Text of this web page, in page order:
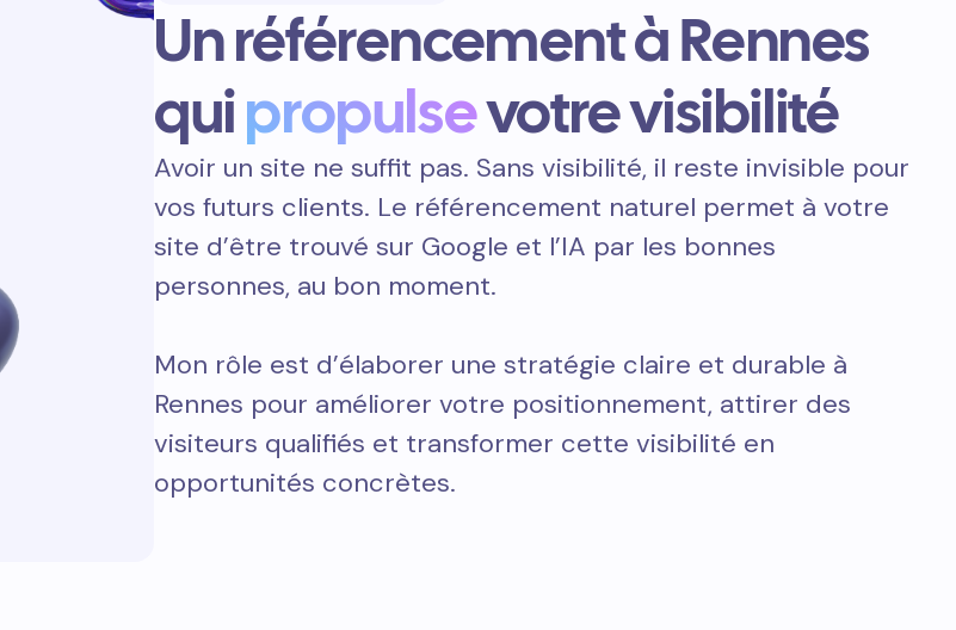
Un référencement à Rennes
quipropulsevotre visibilité
Avoir un site ne suffit pas. Sans visibilité, il reste invisible pour
vos futurs clients. Le référencement naturel permet à votre
site d’être trouvé sur Google et l’IA par les bonnes
personnes, au bon moment.
Mon rôle est d’élaborer une stratégie claire et durable à
Rennes pour améliorer votre positionnement, attirer des
visiteurs qualifiés et transformer cette visibilité en
opportunités concrètes.